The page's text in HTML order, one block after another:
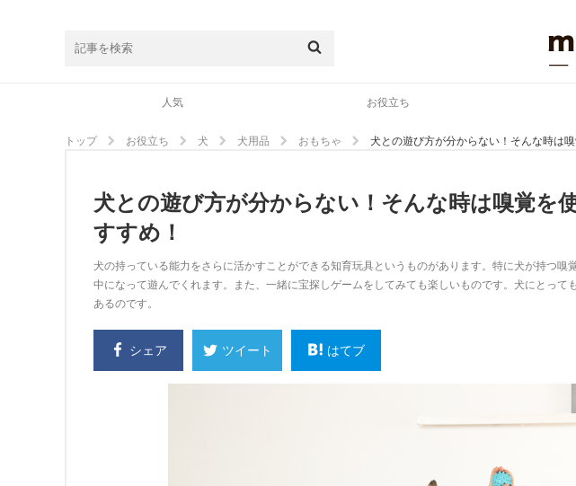
人気 お役立ち
トップ お役立ち 犬 犬用品 おもちゃ 犬との遊び方が分からない！そんな時は
犬との遊び方が分からない！そんな時は嗅覚を
すすめ！
犬の持っている能力をさらに活かすことができる知育玩具というものがあります。特に犬が持つ
中になって遊んでくれます。また、一緒に宝探しゲームをしてみても楽しいものです。犬にとっ
あるのです。
シェア ツイート はてブ